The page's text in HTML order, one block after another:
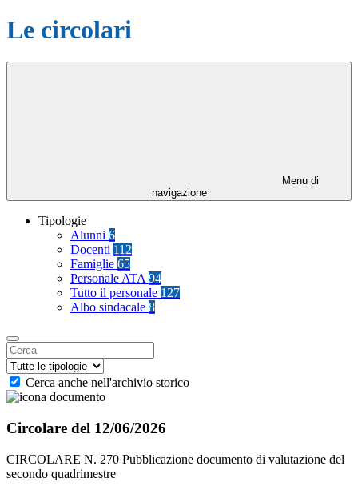
Le circolari
Menu di
navigazione
Tipologie
Alunni 6
Docenti 112
Famiglie 65
Personale ATA 94
Tutto il personale 127
Albo sindacale 8
Cerca anche nell'archivio storico
Circolare del 12/06/2026
CIRCOLARE N. 270 Pubblicazione documento di valutazione del
secondo quadrimestre